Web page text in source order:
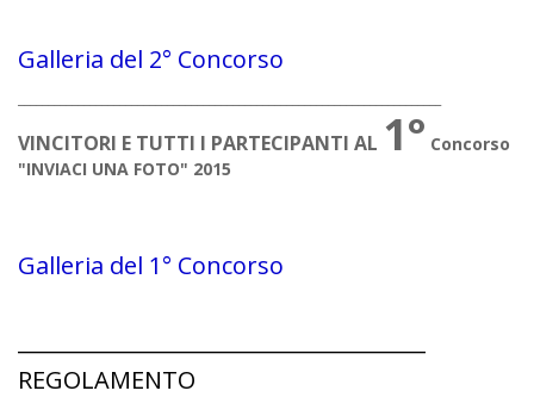
Galleria del 2° Concorso
VINCITORI E TUTTI I PARTECIPANTI AL 1° Concorso
"INVIACI UNA FOTO" 2015
Galleria del 1° Concorso
REGOLAMENTO